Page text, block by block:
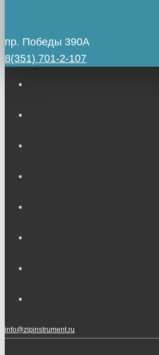
пр. Победы 390А
8(351) 701-2-107
info@zipinstrument.ru